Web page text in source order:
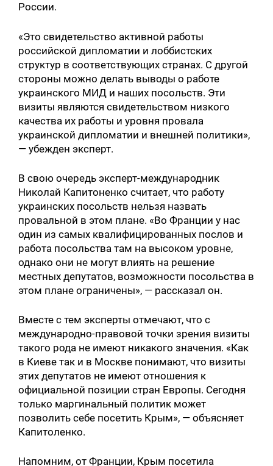
России.
«Это свидетельство активной работы
российской дипломатии и лоббистских
структур в соответствующих странах. С другой
стороны можно делать выводы о работе
украинского МИД и наших посольств. Эти
визиты являются свидетельством низкого
качества их работы и уровня провала
украинской дипломатии и внешней политики»,
— убежден эксперт.
В свою очередь эксперт-международник
Николай Капитоненко считает, что работу
украинских посольств нельзя назвать
провальной в этом плане. «Во Франции у нас
один из самых квалифицированных послов и
работа посольства там на высоком уровне,
однако они не могут влиять на решение
местных депутатов, возможности посольства в
этом плане ограничены», — рассказал он.
Вместе с тем эксперты отмечают, что с
международно-правовой точки зрения визиты
такого рода не имеют никакого значения. «Как
в Киеве так и в Москве понимают, что визиты
этих депутатов не имеют отношения к
официальной позиции стран Европы. Сегодня
только маргинальный политик может
позволить себе посетить Крым», — объясняет
Капитоленко.
Напомним, от Франции, Крым посетила